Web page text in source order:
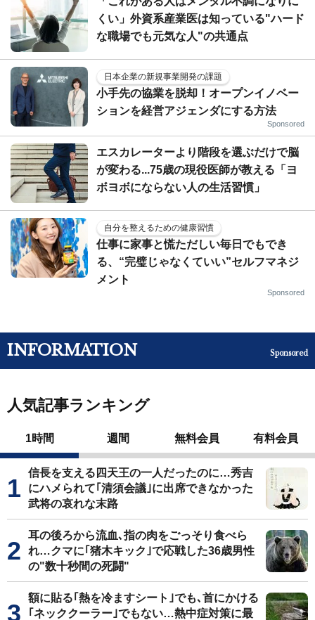
くい」外資系産業医は知っている"ハード
な職場でも元気な人"の共通点
日本企業の新規事業開発の課題
小手先の協業を脱却！オープンイノベー
ションを経営アジェンダにする方法
Sponsored
エスカレーターより階段を選ぶだけで脳
が変わる...75歳の現役医師が教える「ヨ
ボヨボにならない人の生活習慣」
自分を整えるための健康習慣
仕事に家事と慌ただしい毎日でもでき
る、“完璧じゃなくていい”セルフマネジ
メント
Sponsored
INFORMATION Sponsored
人気記事ランキング
1時間 週間 無料会員 有料会員
信長を支える四天王の一人だったのに…秀吉
にハメられて｢清須会議｣に出席できなかった
武将の哀れな末路
耳の後ろから流血､指の肉をごっそり食べら
れ…クマに｢猪木キック｣で応戦した36歳男性
の"数十秒間の死闘"
額に貼る｢熱を冷ますシート｣でも､首にかける
｢ネッククーラー｣でもない…熱中症対策に最